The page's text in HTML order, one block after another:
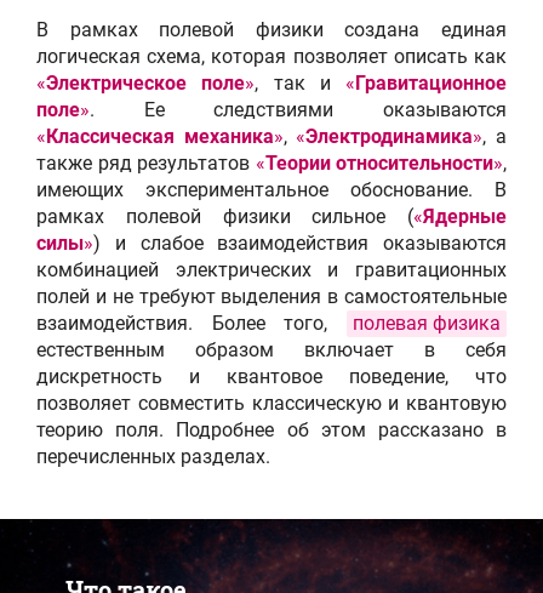
В рамках полевой физики создана единая
логическая схема, которая позволяет описать как
«Электрическое поле», так и «Гравитационное
поле». Ее следствиями оказываются
«Классическая механика», «Электродинамика», а
также ряд результатов «Теории относительности»,
имеющих экспериментальное обоснование. В
рамках полевой физики сильное («Ядерные
силы») и слабое взаимодействия оказываются
комбинацией электрических и гравитационных
полей и не требуют выделения в самостоятельные
взаимодействия. Более того,
полевая физика
естественным образом включает в себя
дискретность и квантовое поведение, что
позволяет совместить классическую и квантовую
теорию поля. Подробнее об этом рассказано в
перечисленных разделах.